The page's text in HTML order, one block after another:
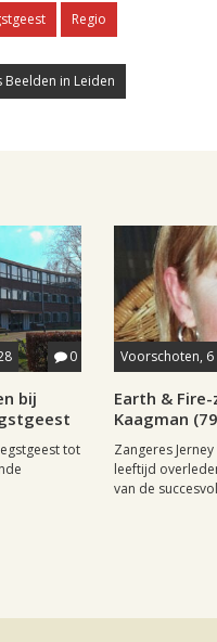
Regio
in Leiden
0
bij
tot
Voorschoten, 6
Earth &
Kaagman
Zangeres
leeftijd
van de